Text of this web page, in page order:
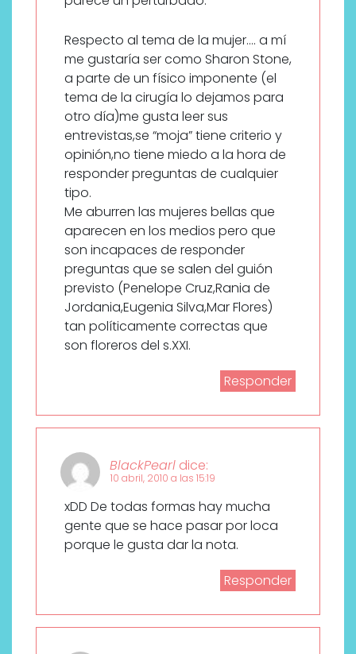
Respecto al tema de la mujer…. a mí
me gustaría ser como Sharon Stone,
a parte de un físico imponente (el
tema de la cirugía lo dejamos para
otro día)me gusta leer sus
entrevistas,se “moja” tiene criterio y
opinión,no tiene miedo a la hora de
responder preguntas de cualquier
tipo.
Me aburren las mujeres bellas que
aparecen en los medios pero que
son incapaces de responder
preguntas que se salen del guión
previsto (Penelope Cruz,Rania de
Jordania,Eugenia Silva,Mar Flores)
tan políticamente correctas que
son floreros del s.XXI.
Responder
BlackPearl dice:
10 abril, 2010 a las 15:19
xDD De todas formas hay mucha
gente que se hace pasar por loca
porque le gusta dar la nota.
Responder